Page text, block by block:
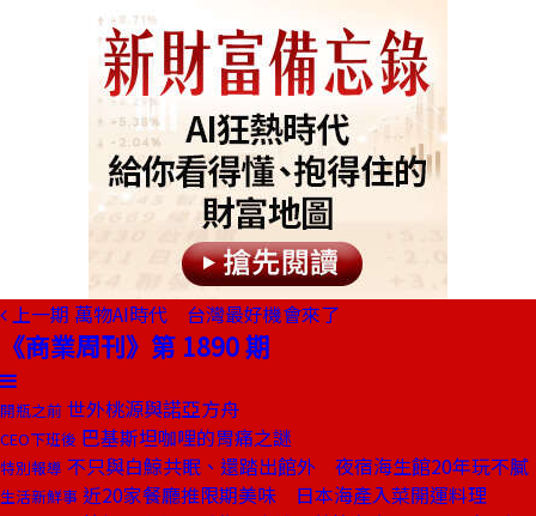
上一期 萬物AI時代 台灣最好機會來了
《商業周刊》第 1890 期
開瓶之前 世外桃源與諾亞方舟
CEO下班後 巴基斯坦咖哩的胃痛之謎
特別報導 不只與白鯨共眠、還踏出館外 夜宿海生館20年玩不膩
生活新鮮事 近20家餐廳推限期美味 日本海產入菜開運料理